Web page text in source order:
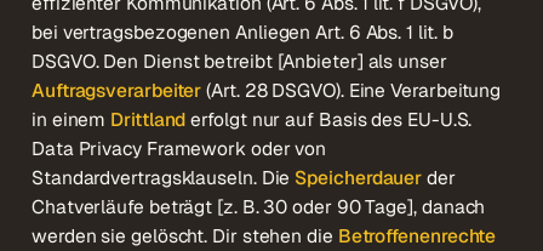
bei vertragsbezogenen Anliegen Art. 6 Abs. 1 lit. b
DSGVO. Den Dienst betreibt [Anbieter] als unser
Auftragsverarbeiter(Art. 28 DSGVO). Eine Verarbeitung
in einem Drittlanderfolgt nur auf Basis des EU-U.S.
Data Privacy Framework oder von
Standardvertragsklauseln. Die Speicherdauerder
Chatverläufe beträgt [z. B. 30 oder 90 Tage], danach
werden sie gelöscht. Dir stehen die Betroffenenrechte